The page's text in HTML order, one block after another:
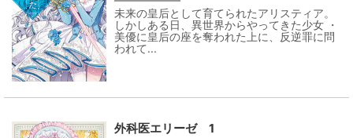
未来の皇后として育てられたアリスティア。
しかしある日、異世界からやってきた少女 ・
美優に皇后の座を奪われた上に、反逆罪に問
われて...
外科医エリーゼ 1